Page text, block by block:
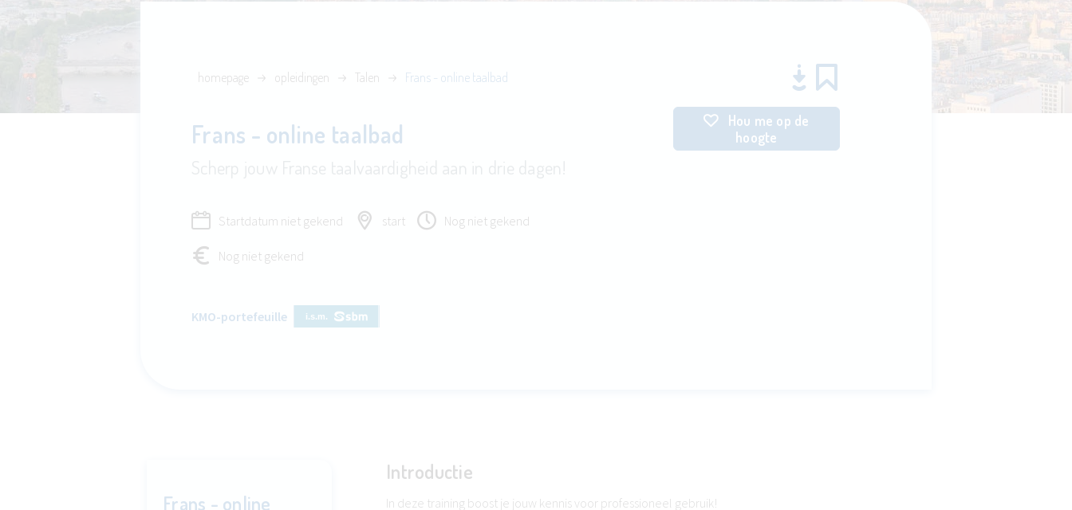
homepage opleidingen Talen Frans - online taalbad
Frans - online taalbad
Startdatum niet gekend start Nog niet gekend
Nog niet gekend
KMO-portefeuille
Hou me op de
hoogte
Frans - online
Introductie
In deze training boost je jouw kennis voor professioneel gebruik!